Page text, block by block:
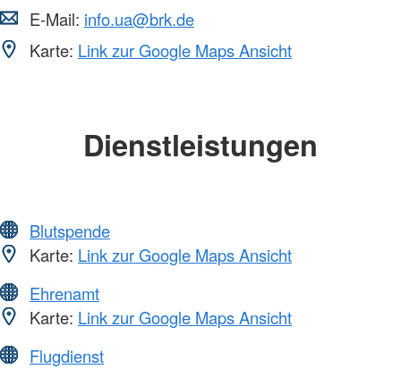
E-Mail: info.ua@brk.de
Karte: Link zur Google Maps Ansicht
Dienstleistungen
Blutspende
Karte: Link zur Google Maps Ansicht
Ehrenamt
Karte: Link zur Google Maps Ansicht
Flugdienst